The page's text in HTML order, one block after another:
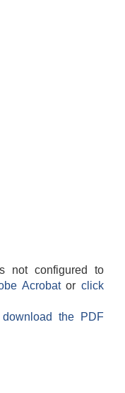
not configured to
Acrobatorclick
the PDF